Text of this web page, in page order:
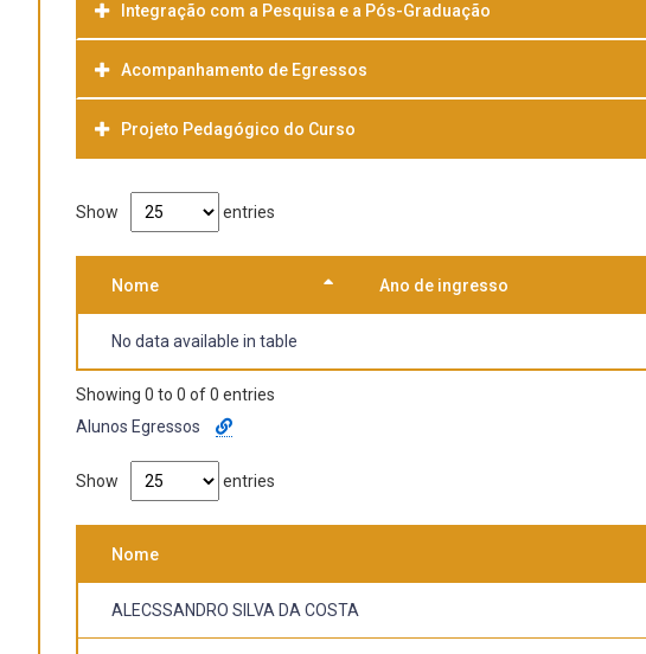
Integração com a Pesquisa e a Pós-Graduação
Acompanhamento de Egressos
Projeto Pedagógico do Curso
Baixar
Show entries
Nome Ano de ingresso
No data available in table
Showing 0 to 0 of 0 entries
Alunos Egressos
Show entries
Nome
ALECSSANDRO SILVA DA COSTA